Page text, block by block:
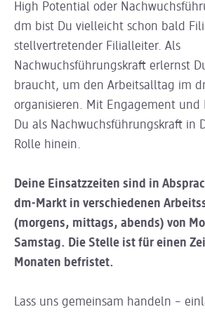
High Potential oder
dm bist Du vielleicht schon bald
stellvertretender Filialleiter. Als
Nachwuchsführungskraft erlernst
braucht, um den Arbeitsalltag im
organisieren. Mit Engagement und
Du als Nachwuchsführungskraft in
Rolle hinein.
Deine Einsatzzeiten sind in
dm-Markt in verschiedenen
(morgens, mittags, abends) von
Samstag. Die Stelle ist für einen
Monaten befristet.
Lass uns gemeinsam handeln –